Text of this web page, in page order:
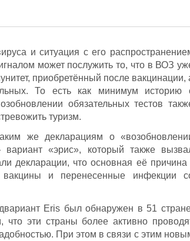
и ситуация с его
может послужить то, что в ВОЗ
приобретённый после вакцинации,
То есть как минимум историю
обязательных тестов
туризм.
же декларациям о
«эрис», который также
декларации, что основная её причина
вакцины и перенесенные инфекции
Eris был обнаружен в 51
эти страны более активно
При этом в связи с этим